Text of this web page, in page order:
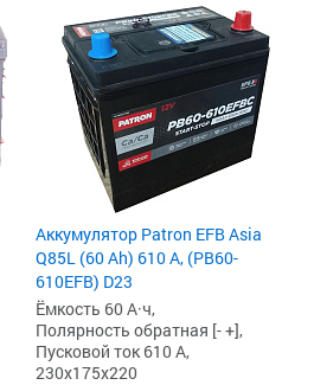
Аккумулятор Patron EFB Asia
Q85L (60 Ah) 610 А, (PB60-
610EFB) D23
Ёмкость 60 А·ч,
Полярность обратная [- +],
Пусковой ток 610 А,
230x175x220